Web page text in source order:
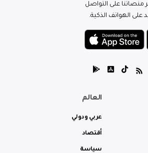
منصاتنا على التواصل
على الهواتف الذكية.
العالم
عربي ودولي
أقتصاد
سياسة